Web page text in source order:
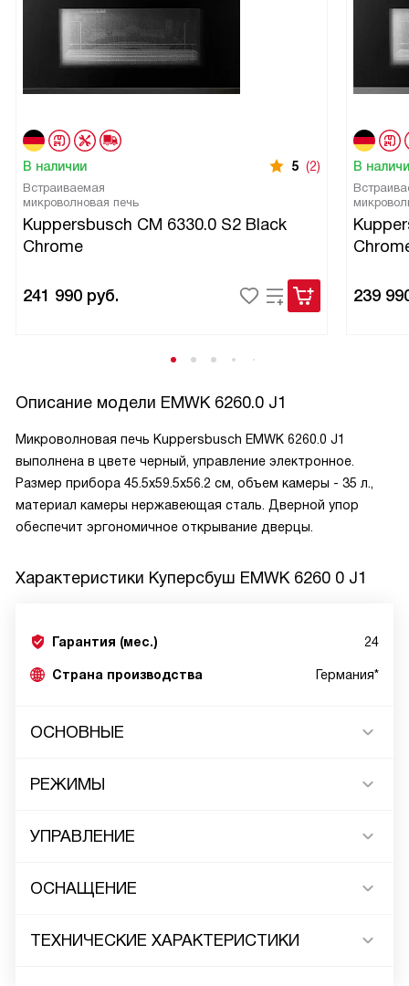
В наличии 5 (2)
Встраиваемая
микроволновая печь
Kuppersbusch CM 6330.0 S2 Black
Chrome
241 990 руб.
В
239
Описание модели EMWK 6260.0 J1
Микроволновая печь Kuppersbusch EMWK 6260.0 J1
выполнена в цвете черный, управление электронное.
Размер прибора 45.5х59.5х56.2 см, объем камеры - 35 л.,
материал камеры нержавеющая сталь. Дверной упор
обеспечит эргономичное открывание дверцы.
Характеристики Куперсбуш EMWK 6260 0 J1
Гарантия (мес.) 24
Страна производства Германия*
ОСНОВНЫЕ
РЕЖИМЫ
УПРАВЛЕНИЕ
ОСНАЩЕНИЕ
ТЕХНИЧЕСКИЕ ХАРАКТЕРИСТИКИ